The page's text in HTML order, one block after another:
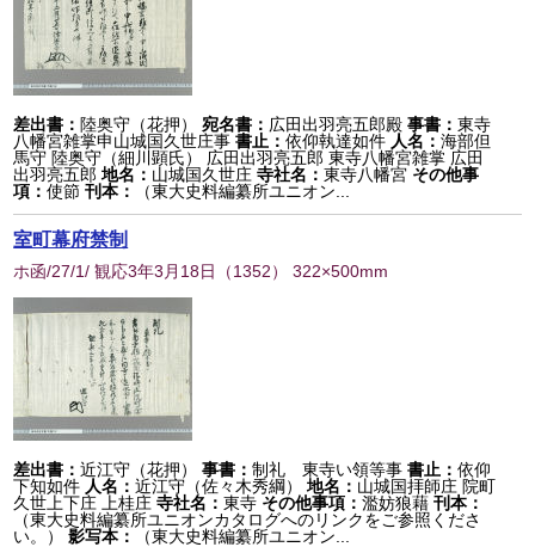
差出書： 陸奥守（花押） 宛名書： 広田出羽亮五郎殿 事書：東寺
八幡宮雑掌申山城国久世庄事 書止：依仰執達如件 人名：海部但
馬守 陸奥守（細川顕氏） 広田出羽亮五郎 東寺八幡宮雑掌 広田
出羽亮五郎 地名： 山城国久世庄 寺社名：東寺八幡宮 その他事
項：使節 刊本： （東大史料編纂所ユニオン...
室町幕府禁制
ホ函/27/1/ 観応3年3月18日 （1352） 322×500mm
差出書：近江守（花押） 事書：制礼 東寺い領等事 書止：依仰
下知如件 人名：近江守（佐々木秀綱） 地名： 山城国拝師庄 院町
久世上下庄 上桂庄 寺社名：東寺 その他事項：濫妨狼藉 刊本：
（東大史料編纂所ユニオンカタログへのリンクをご参照くださ
い。）
影写本： （東大史料編纂所ユニオン...